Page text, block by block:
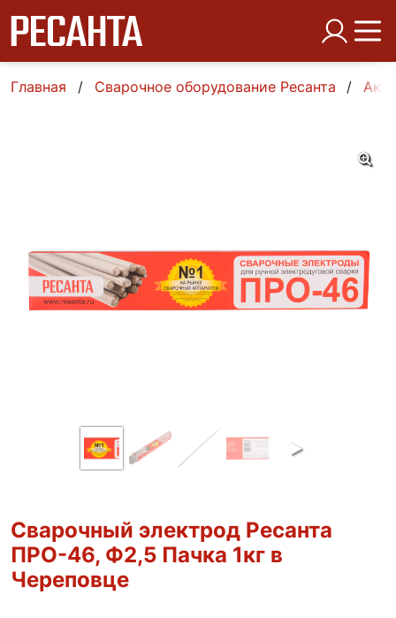
Главная Сварочное оборудование Ресанта
Сварочный электрод Ресанта
ПРО-46, Ф2,5 Пачка 1кг в
Череповце